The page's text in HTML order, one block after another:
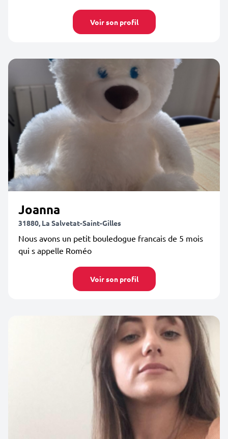
Voir son profil
Joanna
31880, La Salvetat-Saint-Gilles
Nous avons un petit bouledogue francais de 5 mois
qui s appelle Roméo
Voir son profil